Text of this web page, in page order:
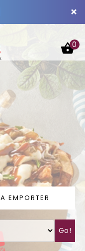
×
0
A EMPORTER
Go!